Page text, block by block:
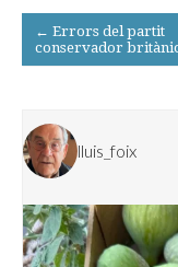
Post
navigation
← Errors del partit
conservador
lluis_foix